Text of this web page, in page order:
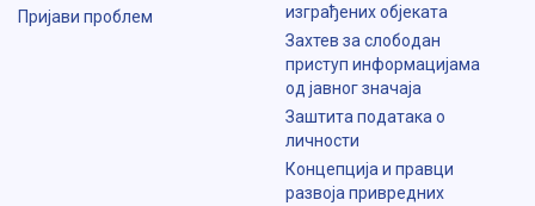
Пријави проблем
изграђених објеката
Захтев за слободан
приступ информацијама
од јавног значаја
Заштита података о
личности
Концепција и правци
развоја привредних